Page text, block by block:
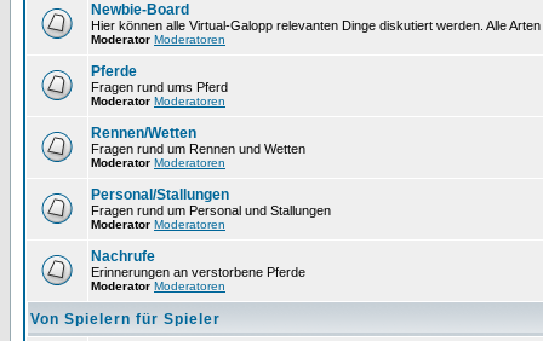
Newbie-Board
Hier können alle Virtual-Galopp relevanten Dinge diskutiert werden. Alle
Moderator Moderatoren
Pferde
Fragen rund ums Pferd
Moderator Moderatoren
Rennen/Wetten
Fragen rund um Rennen und Wetten
Moderator Moderatoren
Personal/Stallungen
Fragen rund um Personal und Stallungen
Moderator Moderatoren
Nachrufe
Erinnerungen an verstorbene Pferde
Moderator Moderatoren
Von Spielern für Spieler